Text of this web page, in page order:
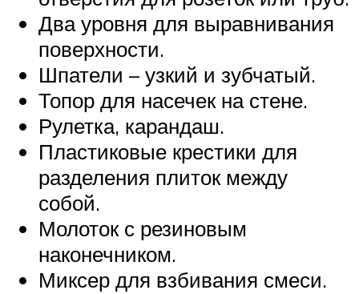
Два уровня для выравнивания
поверхности.
Шпатели – узкий и зубчатый.
Топор для насечек на стене.
Рулетка, карандаш.
Пластиковые крестики для
разделения плиток между
собой.
Молоток с резиновым
наконечником.
Миксер для взбивания смеси.